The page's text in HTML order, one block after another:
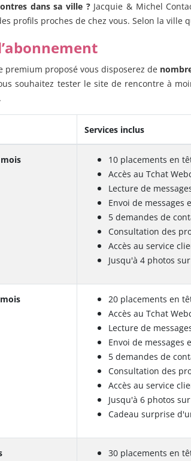
dans sa ville ?Jacquie & Michel
profils proches de chez vous. Selon la
premium proposé vous disposerez de
souhaitez tester le site de rencontre à
Services inclus
10 placements en
Accès au Tchat
Lecture de
Envoi de
5 demandes de
Consultation des
Accès au service
Jusqu'à 4 photos
20 placements en
Accès au Tchat
Lecture de
Envoi de
5 demandes de
Consultation des
Accès au service
Jusqu'à 6 photos
Cadeau surprise
30 placements en